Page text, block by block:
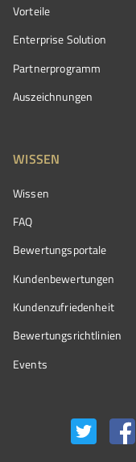
Vorteile
Enterprise Solution
Partnerprogramm
Auszeichnungen
WISSEN
Wissen
FAQ
Bewertungsportale
Kundenbewertungen
Kundenzufriedenheit
Bewertungs­richtlinien
Events